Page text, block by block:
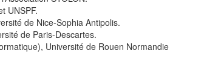
UNSPF.
de Nice-Sophia Antipolis.
de Paris-Descartes.
Université de Rouen Normandie